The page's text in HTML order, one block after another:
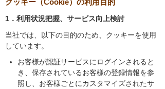
1．利用状況把握、サービス向上検討
当社では、以下の目的のため、クッキーを使用
しています。
お客様が認証サービスにログインされると
き、保存されているお客様の登録情報を参
照し、お客様ごとにカスタマイズされたサ